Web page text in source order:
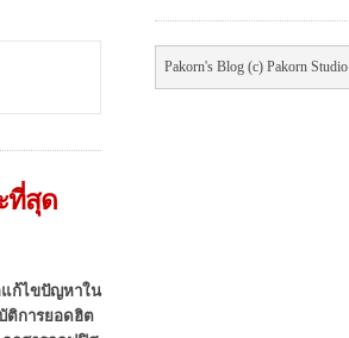
ที่สุด
ก้ไขปัญหาใน
ติการยอดฮิต
Pakorn's Blog (c) Pakorn Studio